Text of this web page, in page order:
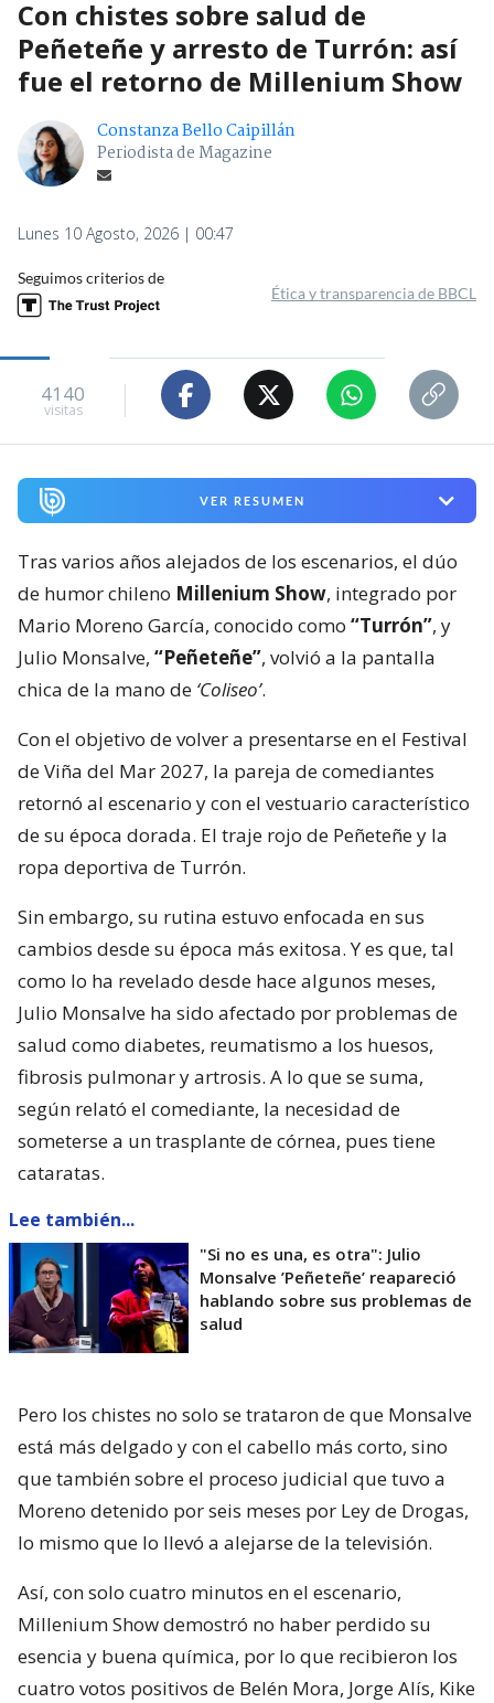
Con chistes sobre salud de
Peñeteñe y arresto de Turrón: así
fue el retorno de Millenium Show
Constanza Bello Caipillán
Periodista de Magazine
Lunes 10 Agosto, 2026 | 00:47
Seguimos criterios de
Ética y transparencia de BBCL
4140
visitas
VER RESUMEN
Tras varios años alejados de los escenarios, el dúo
de humor chileno Millenium Show, integrado por
Mario Moreno García, conocido como “Turrón”, y
Julio Monsalve, “Peñeteñe”, volvió a la pantalla
chica de la mano de ‘Coliseo’.
Con el objetivo de volver a presentarse en el Festival
de Viña del Mar 2027, la pareja de comediantes
retornó al escenario y con el vestuario característico
de su época dorada. El traje rojo de Peñeteñe y la
ropa deportiva de Turrón.
Sin embargo, su rutina estuvo enfocada en sus
cambios desde su época más exitosa. Y es que, tal
como lo ha revelado desde hace algunos meses,
Julio Monsalve ha sido afectado por problemas de
salud como diabetes, reumatismo a los huesos,
fibrosis pulmonar y artrosis. A lo que se suma,
según relató el comediante, la necesidad de
someterse a un trasplante de córnea, pues tiene
cataratas.
Lee también...
"Si no es una, es otra": Julio
Monsalve ’Peñeteñe’ reapareció
hablando sobre sus problemas de
salud
Pero los chistes no solo se trataron de que Monsalve
está más delgado y con el cabello más corto, sino
que también sobre el proceso judicial que tuvo a
Moreno detenido por seis meses por Ley de Drogas,
lo mismo que lo llevó a alejarse de la televisión.
Así, con solo cuatro minutos en el escenario,
Millenium Show demostró no haber perdido su
esencia y buena química, por lo que recibieron los
cuatro votos positivos de Belén Mora, Jorge Alís, Kike